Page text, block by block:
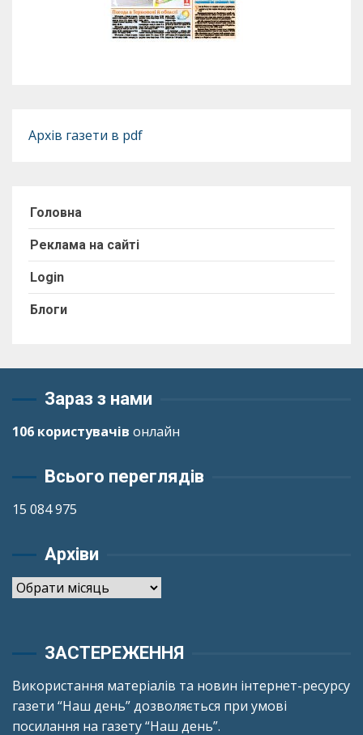
Архів газети в pdf
Головна
Реклама на сайті
Login
Блоги
Зараз з нами
106 користувачів онлайн
Всього переглядів
15 084 975
Архіви
Архіви
ЗАСТЕРЕЖЕННЯ
Використання матеріалів та новин інтернет-ресурсу
газети “Наш день” дозволяється при умові
посилання на газету “Наш день”.